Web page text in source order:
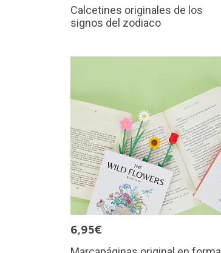
Calcetines originales de los
signos del zodiaco
6,95€